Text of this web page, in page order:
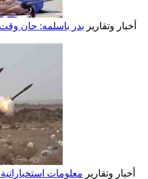
أخبار وتقارير بدر باسلمه: حان
أخبار وتقارير معلومات